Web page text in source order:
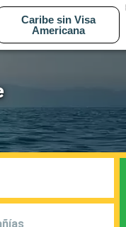
Caribe sin Visa
Americana